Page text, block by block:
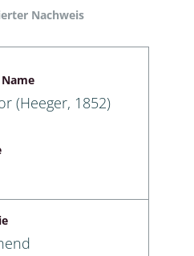
Nachweis
(Heeger, 1852)